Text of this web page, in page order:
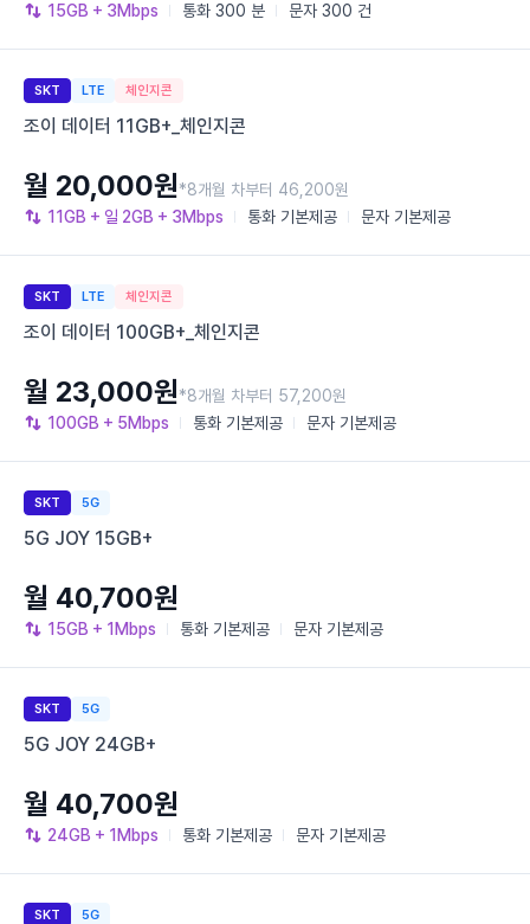
15GB + 3Mbps 통화 300 분 문자 300 건
SKT LTE 체인지콘
조이 데이터 11GB+_체인지콘
11GB + 일 2GB + 3Mbps 통화 기본제공 문자 기본제공
월 20,000원*8개월 차부터 46,200원
SKT LTE 체인지콘
조이 데이터 100GB+_체인지콘
100GB + 5Mbps 통화 기본제공 문자 기본제공
월 23,000원*8개월 차부터 57,200원
SKT 5G
5G JOY 15GB+
15GB + 1Mbps 통화 기본제공 문자 기본제공
월 40,700원
SKT 5G
5G JOY 24GB+
24GB + 1Mbps 통화 기본제공 문자 기본제공
월 40,700원
SKT 5G